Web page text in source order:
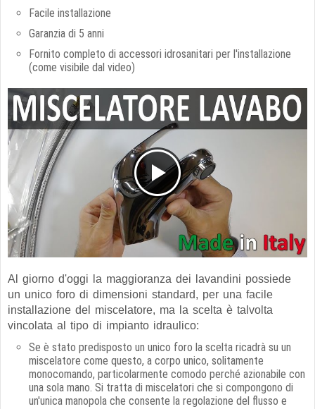
Facile installazione
Garanzia di 5 anni
Fornito completo di accessori idrosanitari per l'installazione
(come visibile dal video)
Al giorno d'oggi la maggioranza dei lavandini possiede
un unico foro di dimensioni standard, per una facile
installazione del miscelatore, ma la scelta è talvolta
vincolata al tipo di impianto idraulico:
Se è stato predisposto un unico foro la scelta ricadrà su un
miscelatore come questo, a corpo unico, solitamente
monocomando, particolarmente comodo perché azionabile con
una sola mano. Si tratta di miscelatori che si compongono di
un'unica manopola che consente la regolazione del flusso e